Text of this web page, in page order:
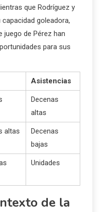
que Rodríguez y
goleadora,
juego de Pérez han
para sus
Asistencias
Decenas
altas
altas
Decenas
bajas
Unidades
de la